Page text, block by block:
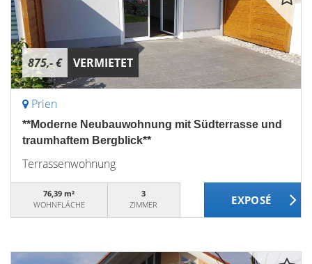
875,- € VERMIETET
Prien
**Moderne Neubauwohnung mit Südterrasse und
traumhaftem Bergblick**
Terrassenwohnung
76,39 m²
WOHNFLÄCHE
3
ZIMMER